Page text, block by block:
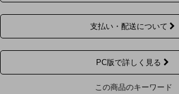
支払い・配送について
PC版で詳しく見る
この商品のキーワード